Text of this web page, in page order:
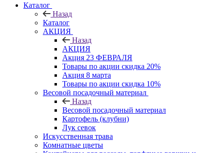
Каталог
Назад
Каталог
АКЦИЯ
Назад
АКЦИЯ
Акция 23 ФЕВРАЛЯ
Товары по акции скидка 20%
Акция 8 марта
Товары по акции скидка 10%
Весовой посадочный материал
Назад
Весовой посадочный материал
Картофель (клубни)
Лук севок
Искусственная трава
Комнатные цветы